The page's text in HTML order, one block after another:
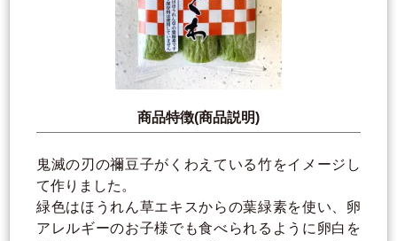
商品特徴(商品説明)
鬼滅の刃の禰豆子がくわえている竹をイメージし
て作りました。
緑色はほうれん草エキスからの葉緑素を使い、卵
アレルギーのお子様でも食べられるように卵白を